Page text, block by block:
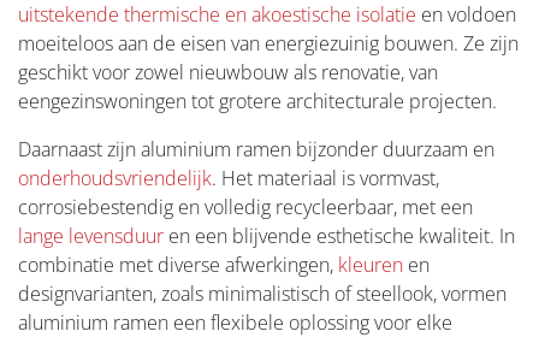
uitstekende thermische en akoestische isolatie en voldoen
moeiteloos aan de eisen van energiezuinig bouwen. Ze zijn
geschikt voor zowel nieuwbouw als renovatie, van
eengezinswoningen tot grotere architecturale projecten.
Daarnaast zijn aluminium ramen bijzonder duurzaam en
onderhoudsvriendelijk. Het materiaal is vormvast,
corrosiebestendig en volledig recycleerbaar, met een
lange levensduur en een blijvende esthetische kwaliteit. In
combinatie met diverse afwerkingen, kleuren en
designvarianten, zoals minimalistisch of steellook, vormen
aluminium ramen een flexibele oplossing voor elke